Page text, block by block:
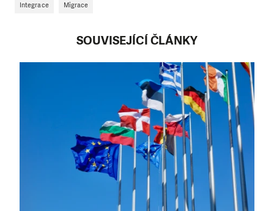
Integrace Migrace
SOUVISEJÍCÍ ČLÁNKY